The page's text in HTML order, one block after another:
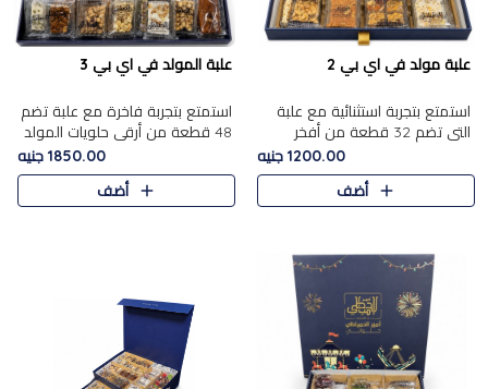
علبة مولد في اي بي 2
استمتع بتجربة استثنائية مع علبة
التي تضم 32 قطعة من أفخر
حلويات المولد الشرقية، في تشكيلة
تجمع بين الأصالة والاختيارات
الفاخرة. تحتوي العلبة..
1200.00 جنيه
أضف
علبة المولد في اي بي 3
استمتع بتجربة فاخرة مع علبة تضم
48 قطعة من أرقى حلويات المولد
الشرقية، في تشكيلة تجمع بين
الأصناف التقليدية الفاخرة والاختيارات
1850.00 جنيه
أضف